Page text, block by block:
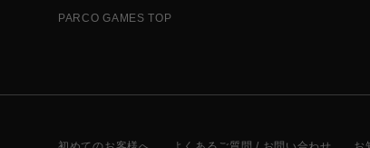
PARCO GAMES TOP